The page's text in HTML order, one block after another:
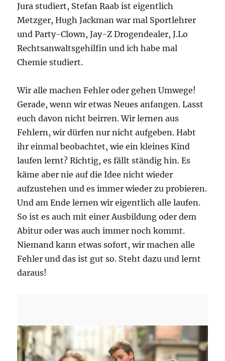
Jura studiert, Stefan Raab ist eigentlich
Metzger, Hugh Jackman war mal Sportlehrer
und Party-Clown, Jay-Z Drogendealer, J.Lo
Rechtsanwaltsgehilfin und ich habe mal
Chemie studiert.
Wir alle machen Fehler oder gehen Umwege!
Gerade, wenn wir etwas Neues anfangen. Lasst
euch davon nicht beirren. Wir lernen aus
Fehlern, wir dürfen nur nicht aufgeben. Habt
ihr einmal beobachtet, wie ein kleines Kind
laufen lernt? Richtig, es fällt ständig hin. Es
käme aber nie auf die Idee nicht wieder
aufzustehen und es immer wieder zu probieren.
Und am Ende lernen wir eigentlich alle laufen.
So ist es auch mit einer Ausbildung oder dem
Abitur oder was auch immer noch kommt.
Niemand kann etwas sofort, wir machen alle
Fehler und das ist gut so. Steht dazu und lernt
daraus!